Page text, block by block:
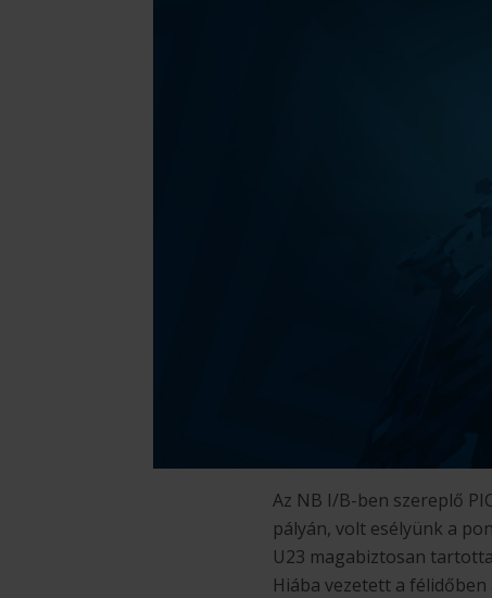
Az NB I/B-ben szereplő
pályán, volt esélyünk a
U23 magabiztosan
Hiába vezetett a félidőben